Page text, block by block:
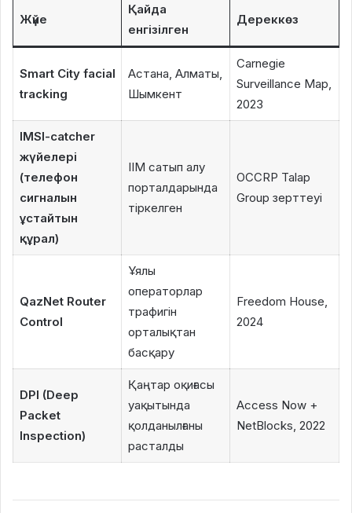
Жүйе
Қайда
енгізілген
Дереккөз
Smart City facial
tracking
Астана, Алматы,
Шымкент
Carnegie
Surveillance Map,
2023
IMSI-catcher
жүйелері
(телефон
сигналын
ұстайтын
құрал)
ІІМ сатып алу
порталдарында
тіркелген
OCCRP Talap
Group зерттеуі
QazNet Router
Control
Ұялы
операторлар
трафигін
орталықтан
басқару
Freedom House,
2024
DPI (Deep
Packet
Inspection)
Қаңтар оқиғасы
уақытында
қолданылғаны
расталды
Access Now +
NetBlocks, 2022